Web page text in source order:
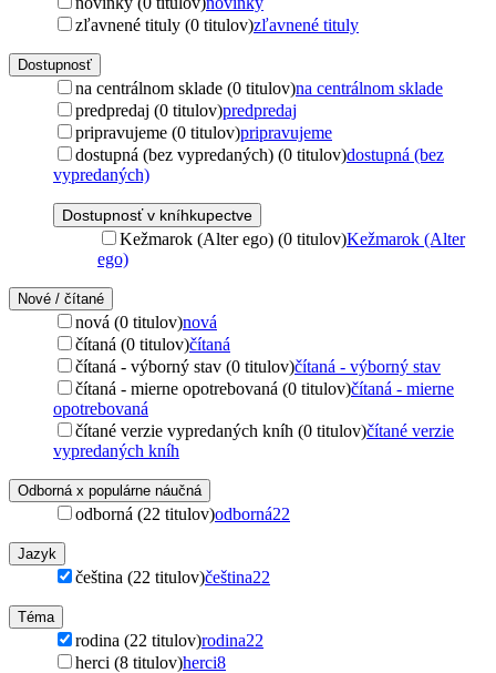
zľavnené tituly (0 titulov)zľavnené tituly
Dostupnosť
na centrálnom sklade (0 titulov)na centrálnom sklade
predpredaj (0 titulov)predpredaj
pripravujeme (0 titulov)pripravujeme
dostupná (bez vypredaných) (0 titulov)dostupná (bez
vypredaných)
Dostupnosť v kníhkupectve
Kežmarok (Alter ego) (0 titulov)Kežmarok (Alter
ego)
Nové / čítané
nová (0 titulov)nová
čítaná (0 titulov)čítaná
čítaná - výborný stav (0 titulov)čítaná - výborný stav
čítaná - mierne opotrebovaná (0 titulov)čítaná - mierne
opotrebovaná
čítané verzie vypredaných kníh (0 titulov)čítané verzie
vypredaných kníh
Odborná x populárne náučná
odborná (22 titulov)odborná22
Jazyk
čeština (22 titulov)čeština22
Téma
rodina (22 titulov)rodina22
herci (8 titulov)herci8